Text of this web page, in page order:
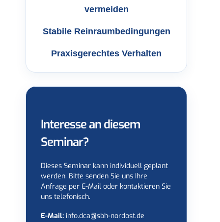
vermeiden
Stabile Reinraumbedingungen
Praxisgerechtes Verhalten
Interesse an diesem
Seminar?
Dieses Seminar kann individuell geplant
werden. Bitte senden Sie uns Ihre
Anfrage per E-Mail oder kontaktieren Sie
uns telefonisch.
E-Mail: info.dca@sbh-nordost.de